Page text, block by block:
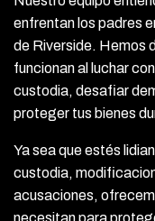
enfrentan los padres
de Riverside. Hemos
funcionan al luchar
custodia, desafiar
proteger tus bienes
Ya sea que estés
custodia,
acusaciones,
necesitan para